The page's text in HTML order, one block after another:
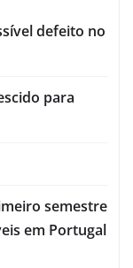
defeito no
para
semestre
em Portugal